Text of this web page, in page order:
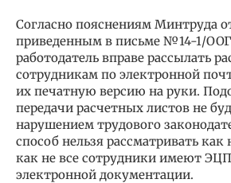
Согласно пояснениям Минтруда
приведенным в письме №14-1/
работодатель вправе рассылать
сотрудникам по электронной
их печатную версию на руки.
передачи расчетных листов не
нарушением трудового
способ нельзя рассматривать
как не все сотрудники имеют
электронной документации.